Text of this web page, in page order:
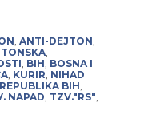
, ANTI-DEJTON,
,
, BIH, BOSNA I
, KURIR, NIHAD
REPUBLIKA BIH,
NAPAD, TZV."RS",